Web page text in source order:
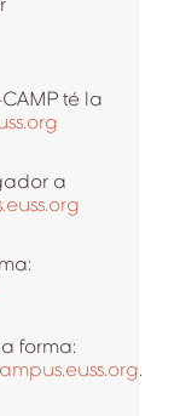
té la
a
forma:
.